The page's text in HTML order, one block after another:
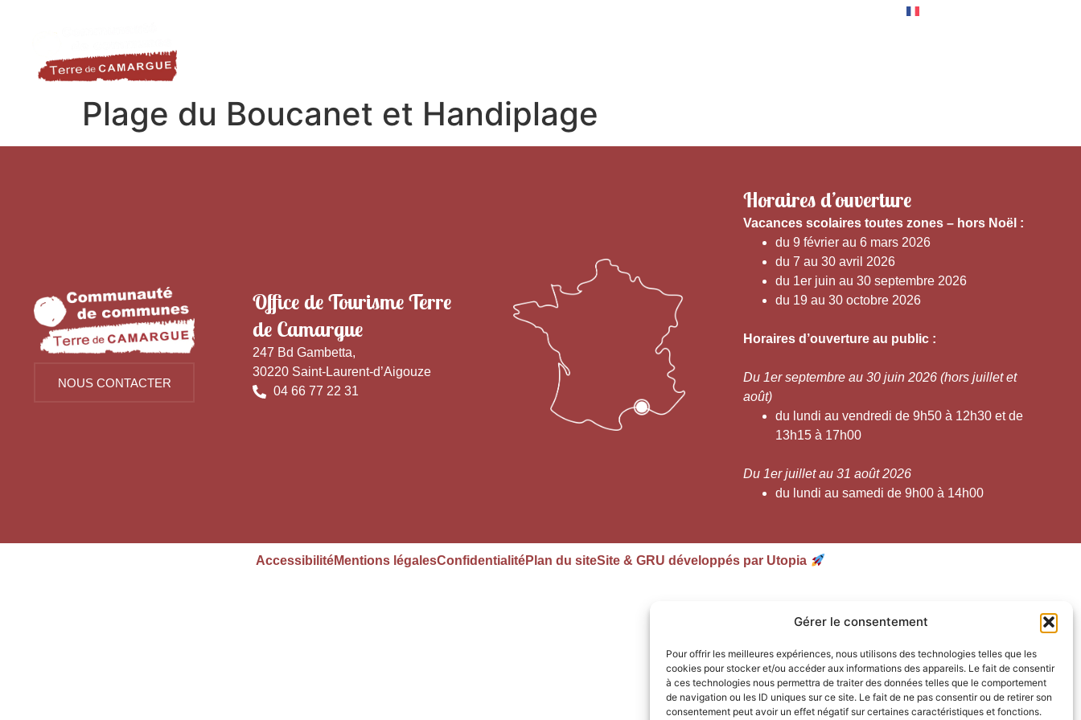
Gérer le consentement
Pour offrir les meilleures expériences, nous utilisons des technologies telles que les
cookies pour stocker et/ou accéder aux informations des appareils. Le fait de consentir
à ces technologies nous permettra de traiter des données telles que le comportement
de navigation ou les ID uniques sur ce site. Le fait de ne pas consentir ou de retirer son
consentement peut avoir un effet négatif sur certaines caractéristiques et fonctions.
Plage du Boucanet et Handiplage
NOUS CONTACTER
Office de Tourisme Terre
de Camargue
247 Bd Gambetta,
30220 Saint-Laurent-d’Aigouze
04 66 77 22 31
Horaires d’ouverture
Vacances scolaires toutes zones – hors Noël :
du 9 février au 6 mars 2026
du 7 au 30 avril 2026
du 1er juin au 30 septembre 2026
du 19 au 30 octobre 2026
Horaires d’ouverture au public :
Du 1er septembre au 30 juin 2026 (hors juillet et
août)
du lundi au vendredi de 9h50 à 12h30 et de
13h15 à 17h00
Du 1er juillet au 31 août 2026
du lundi au samedi de 9h00 à 14h00
AccessibilitéMentions légalesConfidentialitéPlan du siteSite & GRU développés par Utopia